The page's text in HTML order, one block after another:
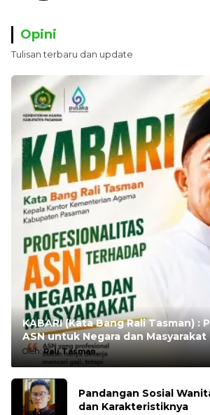
Opini
Tulisan terbaru dan update
KABARI (Kata Bang Rali Tasman) : Profesionalitas
ASN untuk Negara dan Masyarakat
Oleh:Rali Tasman
Pandangan Sosial
dan Karakteristiknya